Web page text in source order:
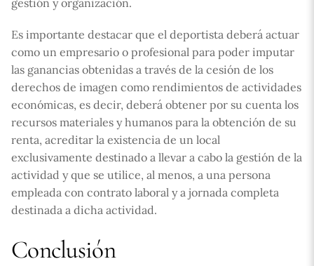
Es importante destacar que el deportista deberá actuar
como un empresario o profesional para poder imputar
las ganancias obtenidas a través de la cesión de los
derechos de imagen como rendimientos de actividades
económicas, es decir, deberá obtener por su cuenta los
recursos materiales y humanos para la obtención de su
renta, acreditar la existencia de un local
exclusivamente destinado a llevar a cabo la gestión de la
actividad y que se utilice, al menos, a una persona
empleada con contrato laboral y a jornada completa
destinada a dicha actividad.
Conclusión